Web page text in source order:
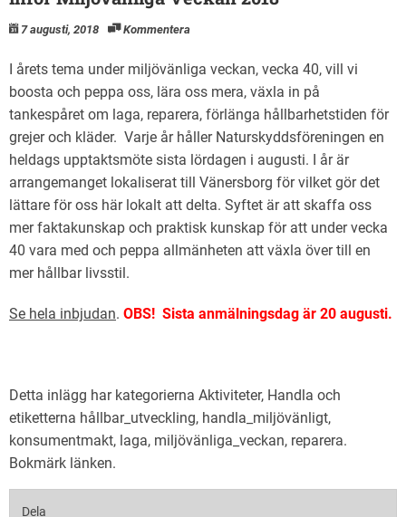
7 augusti, 2018 Kommentera
I årets tema under miljövänliga veckan, vecka 40, vill vi
boosta och peppa oss, lära oss mera, växla in på
tankespåret om laga, reparera, förlänga hållbarhetstiden för
grejer och kläder. Varje år håller Naturskyddsföreningen en
heldags upptaktsmöte sista lördagen i augusti. I år är
arrangemanget lokaliserat till Vänersborg för vilket gör det
lättare för oss här lokalt att delta. Syftet är att skaffa oss
mer faktakunskap och praktisk kunskap för att under vecka
40 vara med och peppa allmänheten att växla över till en
mer hållbar livsstil.
Se hela inbjudan. OBS! Sista anmälningsdag är 20 augusti.
Detta inlägg har kategorierna Aktiviteter, Handla och
etiketterna hållbar_utveckling, handla_miljövänligt,
konsumentmakt, laga, miljövänliga_veckan, reparera.
Bokmärk länken.
Dela